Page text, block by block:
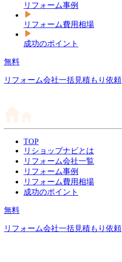
リフォーム事例
リフォーム費用相場
成功のポイント
無料
リフォーム会社一括見積もり依頼
TOP
リショップナビとは
リフォーム会社一覧
リフォーム事例
リフォーム費用相場
成功のポイント
無料
リフォーム会社一括見積もり依頼